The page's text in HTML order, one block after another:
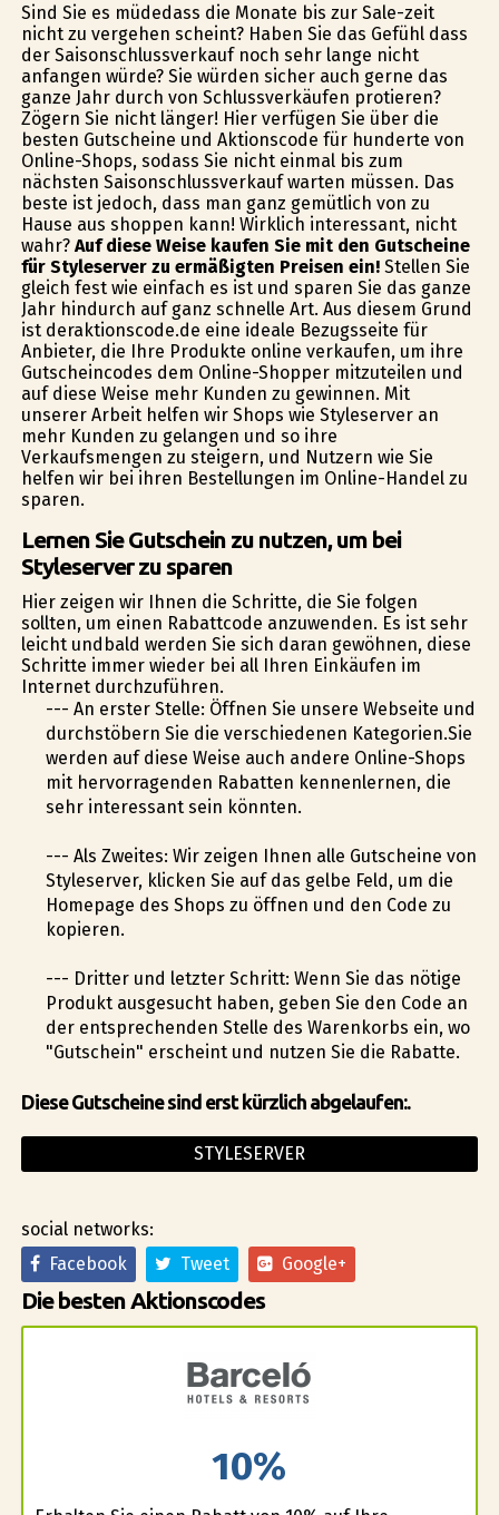
Sind Sie es müdedass die Monate bis zur Sale-zeit
nicht zu vergehen scheint? Haben Sie das Gefühl dass
der Saisonschlussverkauf noch sehr lange nicht
anfangen würde? Sie würden sicher auch gerne das
ganze Jahr durch von Schlussverkäufen profitieren?
Zögern Sie nicht länger! Hier verfügen Sie über die
besten Gutscheine und Aktionscode für hunderte von
Online-Shops, sodass Sie nicht einmal bis zum
nächsten Saisonschlussverkauf warten müssen. Das
beste ist jedoch, dass man ganz gemütlich von zu
Hause aus shoppen kann! Wirklich interessant, nicht
wahr? Auf diese Weise kaufen Sie mit den Gutscheine
für Styleserver zu ermäßigten Preisen ein!Stellen Sie
gleich fest wie einfach es ist und sparen Sie das ganze
Jahr hindurch auf ganz schnelle Art. Aus diesem Grund
ist deraktionscode.de eine ideale Bezugsseite für
Anbieter, die Ihre Produkte online verkaufen, um ihre
Gutscheincodes dem Online-Shopper mitzuteilen und
auf diese Weise mehr Kunden zu gewinnen. Mit
unserer Arbeit helfen wir Shops wie Styleserver an
mehr Kunden zu gelangen und so ihre
Verkaufsmengen zu steigern, und Nutzern wie Sie
helfen wir bei ihren Bestellungen im Online-Handel zu
sparen.
Lernen Sie Gutschein zu nutzen, um bei
Styleserver zu sparen
Hier zeigen wir Ihnen die Schritte, die Sie folgen
sollten, um einen Rabattcode anzuwenden. Es ist sehr
leicht undbald werden Sie sich daran gewöhnen, diese
Schritte immer wieder bei all Ihren Einkäufen im
Internet durchzuführen.
--- An erster Stelle: Öffnen Sie unsere Webseite und
durchstöbern Sie die verschiedenen Kategorien.Sie
werden auf diese Weise auch andere Online-Shops
mit hervorragenden Rabatten kennenlernen, die
sehr interessant sein könnten.
--- Als Zweites: Wir zeigen Ihnen alle Gutscheine von
Styleserver, klicken Sie auf das gelbe Feld, um die
Homepage des Shops zu öffnen und den Code zu
kopieren.
--- Dritter und letzter Schritt: Wenn Sie das nötige
Produkt ausgesucht haben, geben Sie den Code an
der entsprechenden Stelle des Warenkorbs ein, wo
"Gutschein" erscheint und nutzen Sie die Rabatte.
Diese Gutscheine sind erst kürzlich abgelaufen:.
STYLESERVER
social networks:
Facebook
Tweet Google+
Die besten Aktionscodes
10%